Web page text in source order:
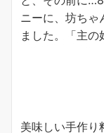
ニーに、坊ち
ました。「主の
美味しい手作り